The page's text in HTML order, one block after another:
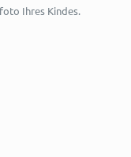
Ihres Kindes.